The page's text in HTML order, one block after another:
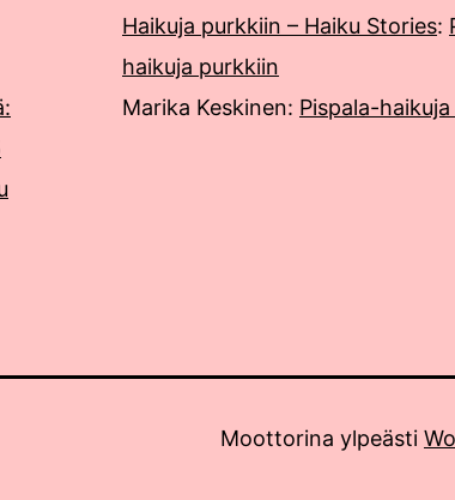
Haikuja purkkiin – Haiku Stories:
haikuja purkkiin
Marika Keskinen: Pispala-
Moottorina ylpeästi